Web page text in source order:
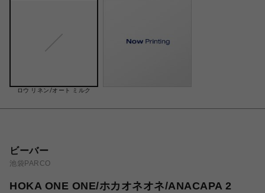
ロウ リネン/オート ミルク
ビーバー
池袋PARCO
HOKA ONE ONE/ホカオネオネ/ANACAPA 2